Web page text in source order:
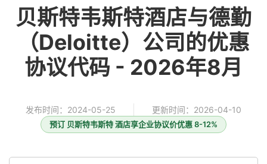
贝斯特韦斯特酒店与德勤
（Deloitte）公司的优惠
协议代码 - 2026年8月
发布时间：2024-05-25 更新时间：2026-04-10
预订 贝斯特韦斯特 酒店享企业协议价优惠 8-12%